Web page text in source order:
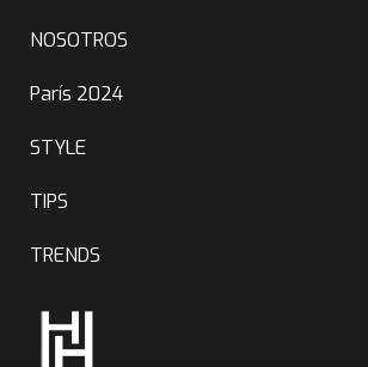
NOSOTROS
París 2024
STYLE
TIPS
TRENDS